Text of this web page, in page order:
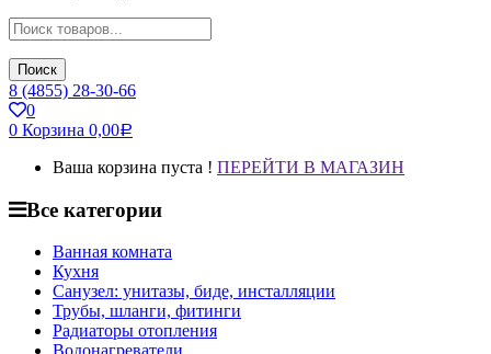
Поиск
8 (4855) 28-30-66
0
0 Корзина 0,00Р
Ваша корзина пуста ! ПЕРЕЙТИ В МАГАЗИН
Все категории
Ванная комната
Кухня
Санузел: унитазы, биде, инсталляции
Трубы, шланги, фитинги
Радиаторы отопления